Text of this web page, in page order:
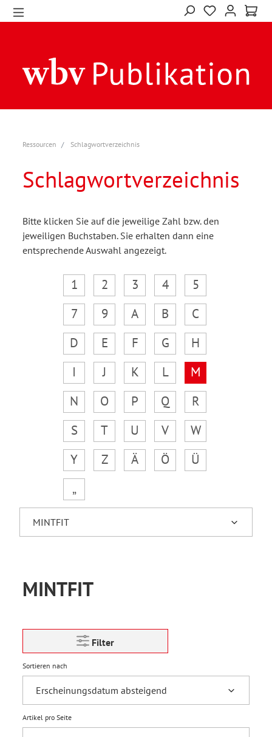
Ressourcen Schlagwortverzeichnis
Schlagwortverzeichnis
Bitte klicken Sie auf die jeweilige Zahl bzw. den
jeweiligen Buchstaben. Sie erhalten dann eine
entsprechende Auswahl angezeigt.
1 2 3 4
5
7
9 A B
C
D
E F G
H
I
J K L
M
N
O P Q
R
S
T U V
W
Y
Z Ä Ö
Ü
„
MINTFIT
Filter
Sortieren nach
Artikel pro Seite